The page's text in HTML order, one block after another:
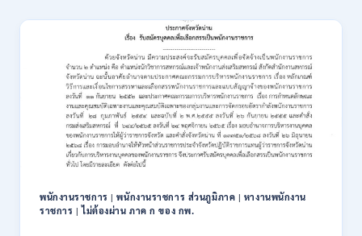
สมัคร
พนักงาน
ราชการ
รูป
แบบ
พิเศษ
111
อัตรา
/
ปวส.
ป.ตรี
หลาย
พนักงานราชการ |พนักงานราชการ ส่วนภูมิภาค | หางานพนักงาน
ราชการ |ไม่ต้องผ่าน ภาค ก ของ กพ.